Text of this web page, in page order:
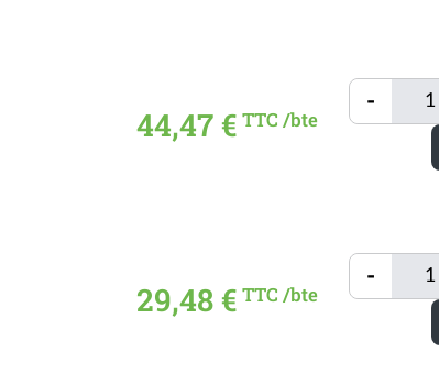
44,47 € TTC /bte Quantité
-
29,48 € TTC /bte Quantité
-